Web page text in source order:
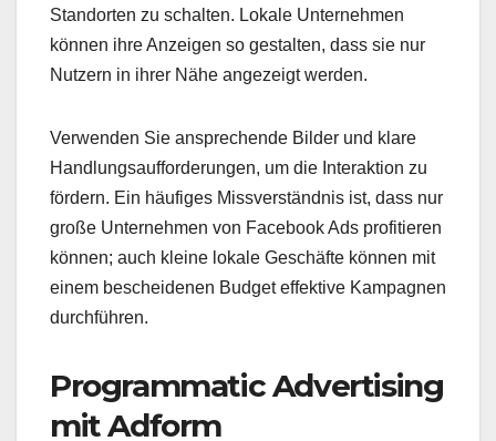
Standorten zu schalten. Lokale Unternehmen
können ihre Anzeigen so gestalten, dass sie nur
Nutzern in ihrer Nähe angezeigt werden.
Verwenden Sie ansprechende Bilder und klare
Handlungsaufforderungen, um die Interaktion zu
fördern. Ein häufiges Missverständnis ist, dass nur
große Unternehmen von Facebook Ads profitieren
können; auch kleine lokale Geschäfte können mit
einem bescheidenen Budget effektive Kampagnen
durchführen.
Programmatic Advertising
mit Adform